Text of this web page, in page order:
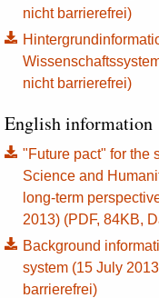
nicht barrierefrei)
nicht barrierefrei)
English information
"Future pact" for the
Science and
long-term
2013) (PDF, 84KB,
Background
system (15 July
barrierefrei)